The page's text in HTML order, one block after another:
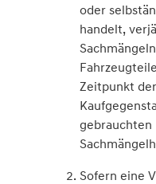
oder
handelt,
Zeitpunkt
gebrauchten
Sofern eine